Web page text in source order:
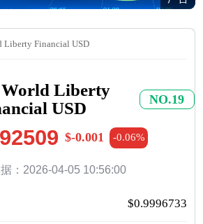
Liberty Financial USD
World Liberty
USD
NO.19
$-0.001 -0.06%
：2026-04-05 10:56:00
$0.9996733